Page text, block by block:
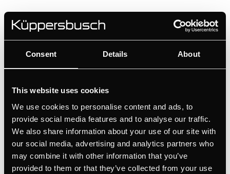
Consent Details About
This website uses cookies
We use cookies to personalise content and ads, to
provide social media features and to analyse our traffic.
We also share information about your use of our site with
our social media, advertising and analytics partners who
may combine it with other information that you’ve
provided to them or that they’ve collected from your use